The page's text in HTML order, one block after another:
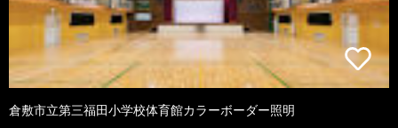
倉敷市立第三福田小学校体育館カラーボーダー照明